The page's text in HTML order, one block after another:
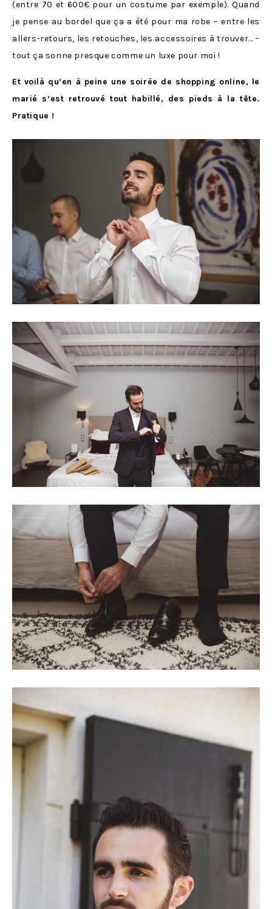
(entre 70 et 600€ pour un costume par exemple). Quand
je pense au bordel que ça a été pour ma robe – entre les
allers-retours, les retouches, les accessoires à trouver… –
tout ça sonne presque comme un luxe pour moi !
Et voilà qu’en à peine une soirée de shopping online, le
marié s’est retrouvé tout habillé, des pieds à la tête.
Pratique !